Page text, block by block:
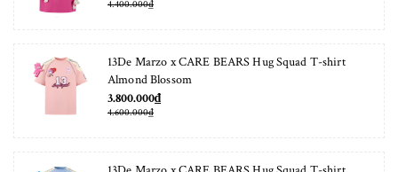
4.400.000₫
13De Marzo x CARE BEARS Hug Squad T-shirt
Almond Blossom
3.800.000₫
4.600.000₫